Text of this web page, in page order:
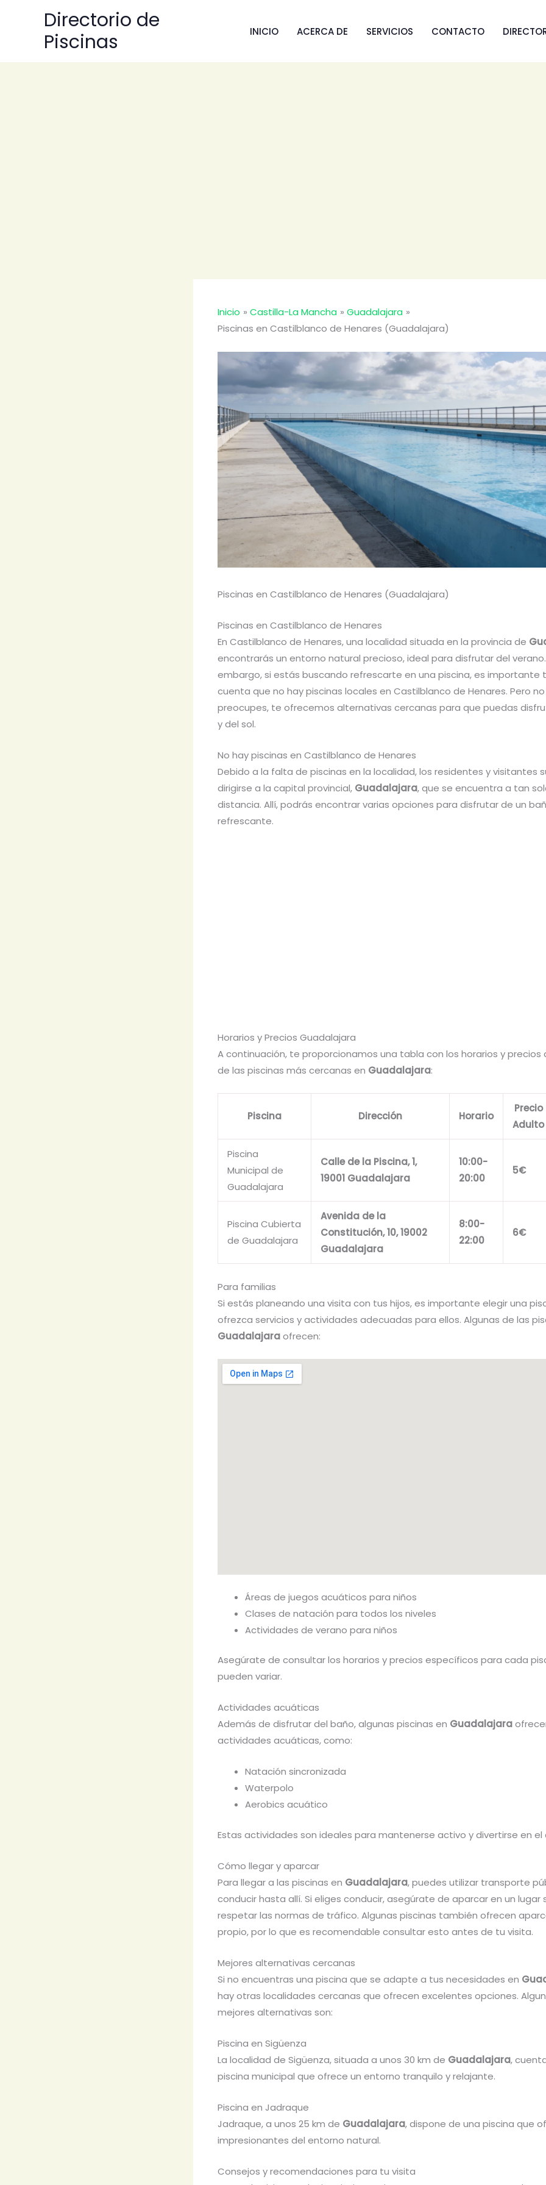
Directorio de
Piscinas
INICIO ACERCA DE SERVICIOS CONTACTO
Inicio Castilla-La Mancha
Guadalajara
Piscinas en Castilblanco de Henares (Guadalajara)
Piscinas en Castilblanco de Henares (Guadalajara)
Piscinas en Castilblanco de Henares
En Castilblanco de Henares, una localidad situada en la provincia de
encontrarás un entorno natural precioso, ideal para disfrutar del verano.
embargo, si estás buscando refrescarte en una piscina, es importante
cuenta que no hay piscinas locales en Castilblanco de Henares. Pero
preocupes, te ofrecemos alternativas cercanas para que puedas
y del sol.
No hay piscinas en Castilblanco de Henares
Debido a la falta de piscinas en la localidad, los residentes y visitantes
dirigirse a la capital provincial, Guadalajara, que se encuentra a tan
distancia. Allí, podrás encontrar varias opciones para disfrutar de un
refrescante.
Horarios y Precios Guadalajara
A continuación, te proporcionamos una tabla con los horarios y precios
de las piscinas más cercanas en Guadalajara:
Piscina Dirección Horario
Precio
Adulto
Piscina
Municipal de
Guadalajara
Calle de la Piscina, 1,
19001 Guadalajara
10:00-
20:00
5€
Piscina Cubierta
de Guadalajara
Avenida de la
Constitución, 10, 19002
Guadalajara
8:00-
22:00
6€
Para familias
Si estás planeando una visita con tus hijos, es importante elegir una
ofrezca servicios y actividades adecuadas para ellos. Algunas de las
Guadalajaraofrecen:
Áreas de juegos acuáticos para niños
Clases de natación para todos los niveles
Actividades de verano para niños
Asegúrate de consultar los horarios y precios específicos para cada
pueden variar.
Actividades acuáticas
Además de disfrutar del baño, algunas piscinas en Guadalajara
actividades acuáticas, como:
Natación sincronizada
Waterpolo
Aerobics acuático
Estas actividades son ideales para mantenerse activo y divertirse en el
Cómo llegar y aparcar
Para llegar a las piscinas en Guadalajara, puedes utilizar transporte
conducir hasta allí. Si eliges conducir, asegúrate de aparcar en un lugar
respetar las normas de tráfico. Algunas piscinas también ofrecen
propio, por lo que es recomendable consultar esto antes de tu visita.
Mejores alternativas cercanas
Si no encuentras una piscina que se adapte a tus necesidades en
hay otras localidades cercanas que ofrecen excelentes opciones.
mejores alternativas son:
Piscina en Sigüenza
La localidad de Sigüenza, situada a unos 30 km de Guadalajara,
piscina municipal que ofrece un entorno tranquilo y relajante.
Piscina en Jadraque
Jadraque, a unos 25 km de Guadalajara, dispone de una piscina que
impresionantes del entorno natural.
Consejos y recomendaciones para tu visita